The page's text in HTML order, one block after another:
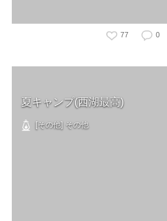
77 0
夏キャンプ(西湖最高)
[その他] その他